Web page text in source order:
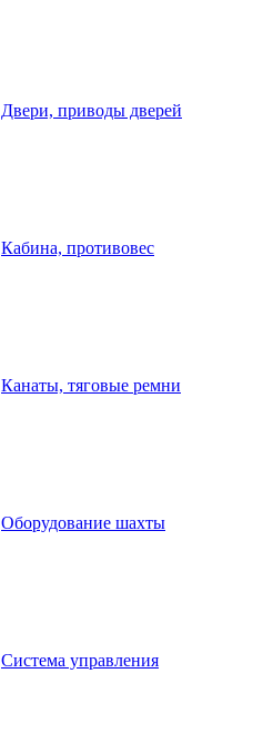
Двери, приводы дверей
Кабина, противовес
Канаты, тяговые ремни
Оборудование шахты
Система управления